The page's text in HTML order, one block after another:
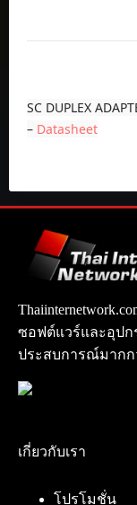
SC DUPLEX
– Datasheet
ซอฟต์แวร์และอุปก
ประสบการณ์มากก
เกี่ยวกับเรา
โปรโมชั่น